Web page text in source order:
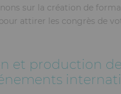
sur la création de
attirer les congrès de
et production de